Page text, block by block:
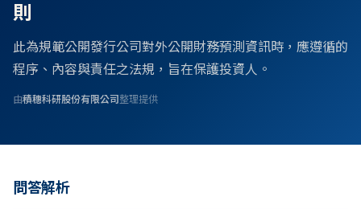
則
此為規範公開發行公司對外公開財務預測資訊時，應遵循的
程序、內容與責任之法規，旨在保護投資人。
由積穗科研股份有限公司整理提供
問答解析